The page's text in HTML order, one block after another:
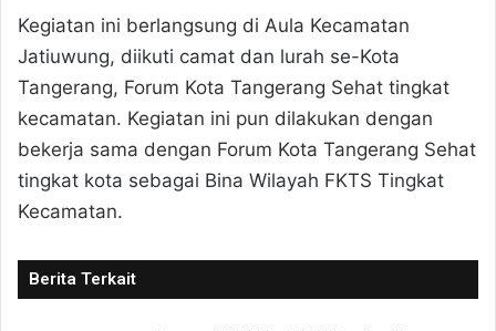
Kegiatan ini berlangsung di Aula Kecamatan
Jatiuwung, diikuti camat dan lurah se-Kota
Tangerang, Forum Kota Tangerang Sehat tingkat
kecamatan. Kegiatan ini pun dilakukan dengan
bekerja sama dengan Forum Kota Tangerang Sehat
tingkat kota sebagai Bina Wilayah FKTS Tingkat
Kecamatan.
Berita Terkait